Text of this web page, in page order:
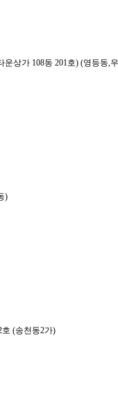
상가 108동 201호) (영등동,
)
호 (송천동2가)